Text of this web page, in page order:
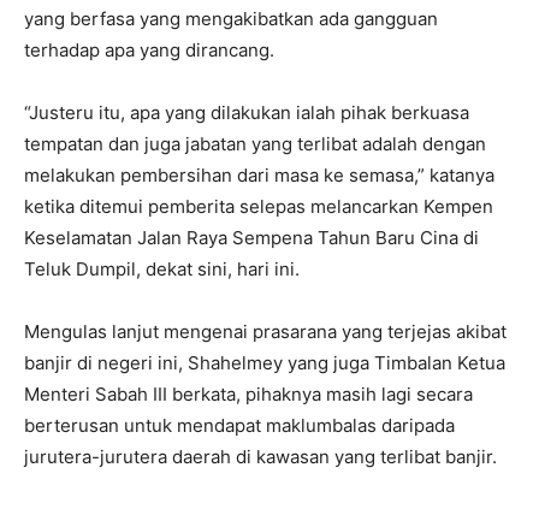
yang berfasa yang mengakibatkan ada gangguan
terhadap apa yang dirancang.
“Justeru itu, apa yang dilakukan ialah pihak berkuasa
tempatan dan juga jabatan yang terlibat adalah dengan
melakukan pembersihan dari masa ke semasa,” katanya
ketika ditemui pemberita selepas melancarkan Kempen
Keselamatan Jalan Raya Sempena Tahun Baru Cina di
Teluk Dumpil, dekat sini, hari ini.
Mengulas lanjut mengenai prasarana yang terjejas akibat
banjir di negeri ini, Shahelmey yang juga Timbalan Ketua
Menteri Sabah III berkata, pihaknya masih lagi secara
berterusan untuk mendapat maklumbalas daripada
jurutera-jurutera daerah di kawasan yang terlibat banjir.